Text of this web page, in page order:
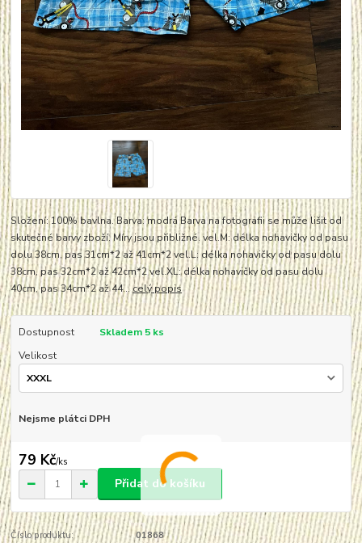
Složení: 100% bavlna. Barva: modrá Barva na fotografii se může lišit od
skutečné barvy zboží. Míry jsou přibližné. vel.M: délka nohavičky od pasu
dolu 38cm, pas 31cm*2 až 41cm*2 vel.L: délka nohavičky od pasu dolu
38cm, pas 32cm*2 až 42cm*2 vel.XL: délka nohavičky od pasu dolu
40cm, pas 34cm*2 až 44...celý popis
Dostupnost
Skladem 5 ks
Velikost
Nejsme plátci DPH
79 Kč/ks
Přidat do košíku
Číslo produktu: 01868